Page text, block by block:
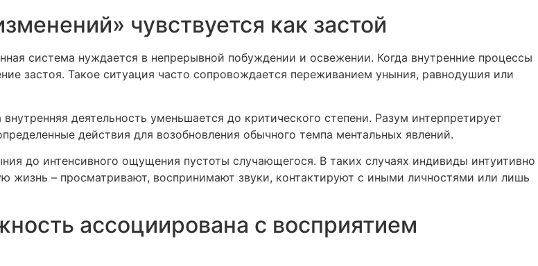
чувствуется как застой
система нуждается в непрерывной побуждении и освежении. Когда внутренние процессы
застоя. Такое ситуация часто сопровождается переживанием уныния, равнодушия или
деятельность уменьшается до критического степени. Разум интерпретирует
действия для возобновления обычного темпа ментальных явлений.
до интенсивного ощущения пустоты случающегося. В таких случаях индивиды интуитивно
жизнь – просматривают, воспринимают звуки, контактируют с иными личностями или лишь
ассоциирована с восприятием